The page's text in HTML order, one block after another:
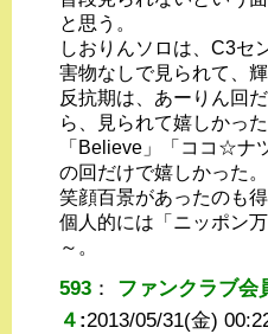
と思う。
しおりんソロは、C3セ
害物なしで見られて、輝
反抗期は、あーりん回
ら、見られて嬉しかった
「Believe」「ココ☆ナ
の回だけで嬉しかった。
笑顔百景があったのも
個人的には「ニッポン
～。
593 ： ファンクラブ会
４ :2013/05/31(金)